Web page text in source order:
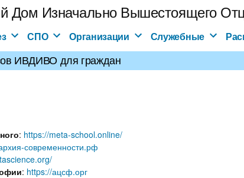
Дом Изначально Вышестоящего
СПО Организации Служебные
ИВДИВО для граждан
: https://meta-school.online/
современности.рф
: https://ацсф.орг